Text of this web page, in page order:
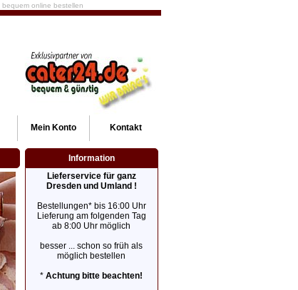
online bestellen
Kontakt
Mein Konto
Information
Lieferservice für ganz
Dresden und Umland !
Bestellungen* bis 16:00 Uhr
Lieferung am folgenden Tag
ab 8:00 Uhr möglich
besser ... schon so früh als
möglich bestellen
*Achtung bitte beachten!